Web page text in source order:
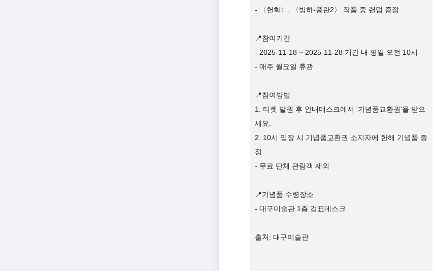
- 〈헌화〉, 〈빙하-풍란2〉 작품 중 랜덤 증정
📍참여기간
- 2025-11-18 ~ 2025-11-28 기간 내 평일 오전 10시
- 매주 월요일 휴관
📍참여방법
1. 티켓 발권 후 안내데스크에서 '기념품교환권'을 받으
세요.
2. 10시 입장 시 기념품교환권 소지자에 한해 기념품 증
정
- 무료 단체 관람객 제외
📍기념품 수령장소
- 대구미술관 1층 검표데스크
출처: 대구미술관